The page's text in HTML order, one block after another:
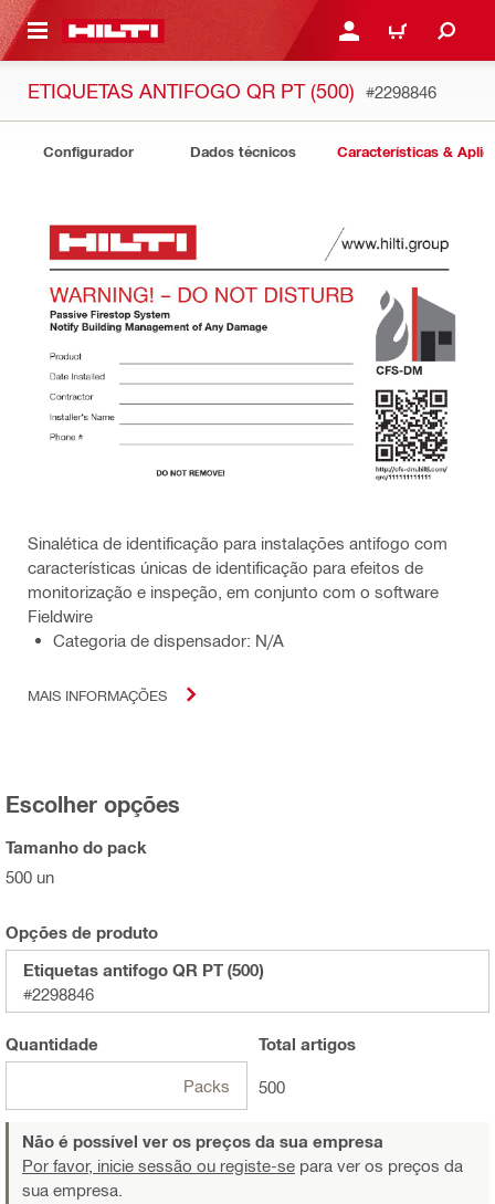
CONTENT ENTRAR OU REGISTAR
CARRINHO
ETIQUETAS ANTIFOGO QR PT (500) #2298846
Configurador Dados técnicos Características &
Sinalética de identificação para instalações antifogo com
características únicas de identificação para efeitos de
monitorização e inspeção, em conjunto com o software
Fieldwire
Categoria de dispensador: N/A
MAIS INFORMAÇÕES
Escolher opções
Tamanho do pack
500 un
Opções de produto
Etiquetas antifogo QR PT (500)
#2298846
Quantidade
Packs
Total artigos
500
Não é possível ver os preços da sua empresa
Por favor, inicie sessão ou registe-se para ver os preços da
sua empresa.